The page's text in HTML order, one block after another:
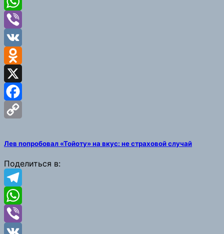
WhatsApp
Viber
VK
Odnoklassniki
X
Facebook
Link
Лев попробовал «Тойоту» на вкус: не страховой случай
Поделиться в:
Telegram
WhatsApp
Viber